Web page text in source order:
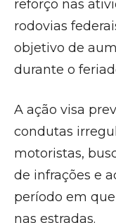
reforço nas
rodovias
objetivo de
durante o
A ação visa
condutas
motoristas,
de infrações e
período em
nas estradas.